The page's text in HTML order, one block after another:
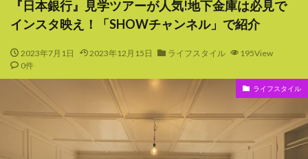
『日本銀行』見学ツアーが人気!地下金庫は必見で
インスタ映え！「SHOWチャンネル」で紹介
2023年7月1日 2023年12月15日 ライフスタイル
195View
0件
ライフスタイル
検索